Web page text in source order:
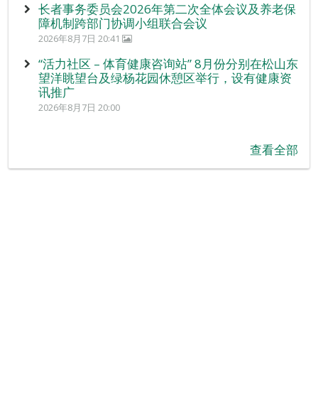
长者事务委员会2026年第二次全体会议及养老保
障机制跨部门协调小组联合会议
2026年8月7日 20:41
“活力社区 – 体育健康咨询站” 8月份分别在松山东
望洋眺望台及绿杨花园休憩区举行，设有健康资
讯推广
2026年8月7日 20:00
查看全部